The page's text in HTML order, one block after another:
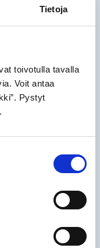
Tietoja
toivotulla tavalla
Voit antaa
Pystyt
Vasa
genom en